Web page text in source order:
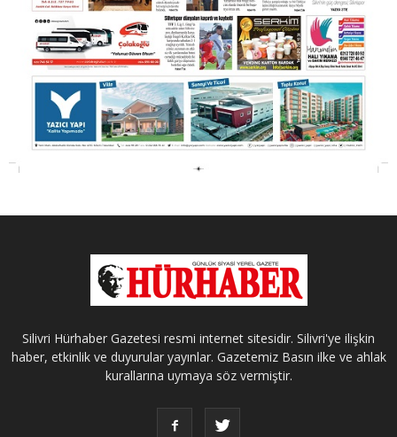
Silivri Hürhaber Gazetesi resmi internet sitesidir. Silivri'ye ilişkin
haber, etkinlik ve duyurular yayınlar. Gazetemiz Basın ilke ve ahlak
kurallarına uymaya söz vermiştir.